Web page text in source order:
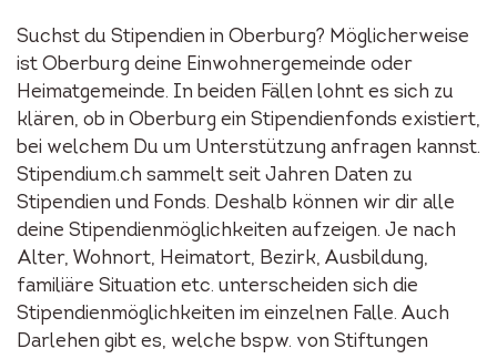
Suchst du Stipendien in Oberburg? Möglicherweise
ist Oberburg deine Einwohnergemeinde oder
Heimatgemeinde. In beiden Fällen lohnt es sich zu
klären, ob in Oberburg ein Stipendienfonds existiert,
bei welchem Du um Unterstützung anfragen kannst.
Stipendium.ch sammelt seit Jahren Daten zu
Stipendien und Fonds. Deshalb können wir dir alle
deine Stipendienmöglichkeiten aufzeigen. Je nach
Alter, Wohnort, Heimatort, Bezirk, Ausbildung,
familiäre Situation etc. unterscheiden sich die
Stipendienmöglichkeiten im einzelnen Falle. Auch
Darlehen gibt es, welche bspw. von Stiftungen